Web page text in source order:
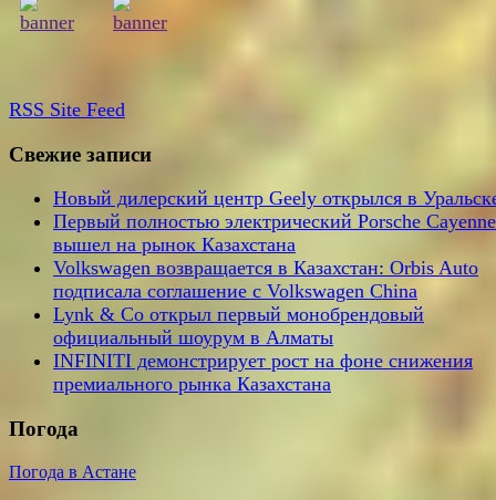
RSS Site Feed
Свежие записи
Новый дилерский центр Geely открылся в
Первый полностью электрический Porsche Cayenne
вышел на рынок Казахстана
Volkswagen возвращается в Казахстан: Orbis Auto
подписала соглашение с Volkswagen China
Lynk & Co открыл первый монобрендовый
официальный шоурум в Алматы
INFINITI демонстрирует рост на фоне снижения
премиального рынка Казахстана
Погода
Погода в Астане